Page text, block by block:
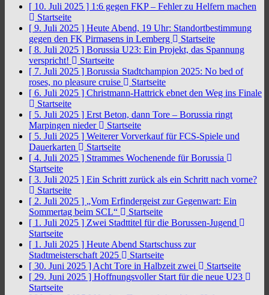
[ 10. Juli 2025 ] 1:6 gegen FKP – Fehler zu Helfern machen
Startseite
[ 9. Juli 2025 ] Heute Abend, 19 Uhr: Standortbestimmung
gegen den FK Pirmasens in Lemberg
Startseite
[ 8. Juli 2025 ] Borussia U23: Ein Projekt, das Spannung
verspricht!
Startseite
[ 7. Juli 2025 ] Borussia Stadtchampion 2025: No bed of
roses, no pleasure cruise
Startseite
[ 6. Juli 2025 ] Christmann-Hattrick ebnet den Weg ins Finale
Startseite
[ 5. Juli 2025 ] Erst Beton, dann Tore – Borussia ringt
Marpingen nieder
Startseite
[ 5. Juli 2025 ] Weiterer Vorverkauf für FCS-Spiele und
Dauerkarten
Startseite
[ 4. Juli 2025 ] Strammes Wochenende für Borussia
Startseite
[ 3. Juli 2025 ] Ein Schritt zurück als ein Schritt nach vorne?
Startseite
[ 2. Juli 2025 ] „Vom Erfindergeist zur Gegenwart: Ein
Sommertag beim SCL“
Startseite
[ 1. Juli 2025 ] Zwei Stadttitel für die Borussen-Jugend
Startseite
[ 1. Juli 2025 ] Heute Abend Startschuss zur
Stadtmeisterschaft 2025
Startseite
[ 30. Juni 2025 ] Acht Tore in Halbzeit zwei
Startseite
[ 29. Juni 2025 ] Hoffnungsvoller Start für die neue U23
Startseite